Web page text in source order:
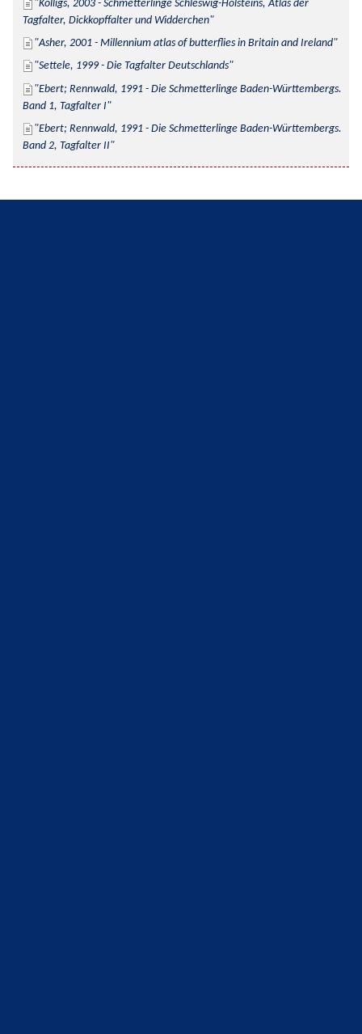
Kolligs, 2003 - Schmetterlinge Schleswig-Holsteins, Atlas der
Tagfalter, Dickkopffalter und Widderchen
Asher, 2001 - Millennium atlas of butterflies in Britain and Ireland
Settele, 1999 - Die Tagfalter Deutschlands
Ebert; Rennwald, 1991 - Die Schmetterlinge Baden-Württembergs.
Band 1, Tagfalter I
Ebert; Rennwald, 1991 - Die Schmetterlinge Baden-Württembergs.
Band 2, Tagfalter II